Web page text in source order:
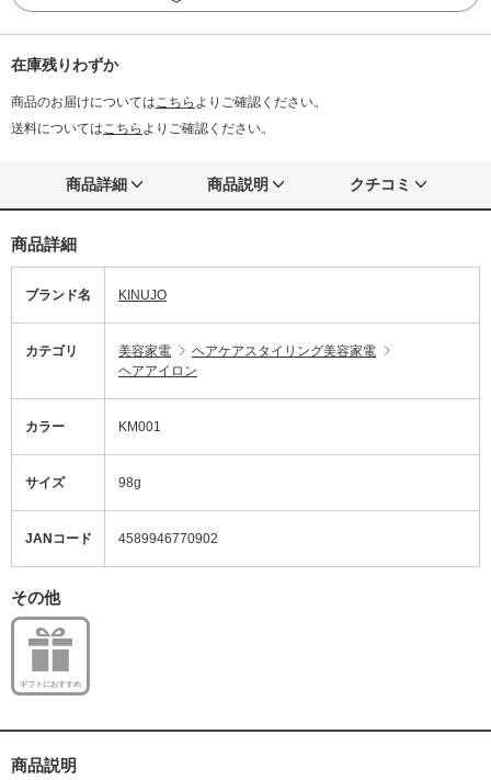
在庫残りわずか
商品のお届けについてはこちら よりご確認ください。
送料についてはこちら よりご確認ください。
商品詳細 商品説明 クチコミ
商品詳細
ブランド名 KINUJO
カテゴリ 美容家電
ヘアケアスタイリング美容家電
ヘアアイロン
カラー KM001
サイズ 98g
JANコード 4589946770902
その他
ギフトにおすすめ
商品説明